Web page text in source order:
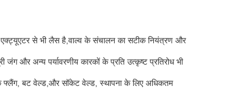
एक्ट्यूएटर से भी लैस है,वाल्व के संचालन का सटीक नियंत्रण और
जंग और अन्य पर्यावरणीय कारकों के प्रति उत्कृष्ट प्रतिरोध भी
फ्लैंग, बट वेल्ड,और सॉकेट वेल्ड, स्थापना के लिए अधिकतम